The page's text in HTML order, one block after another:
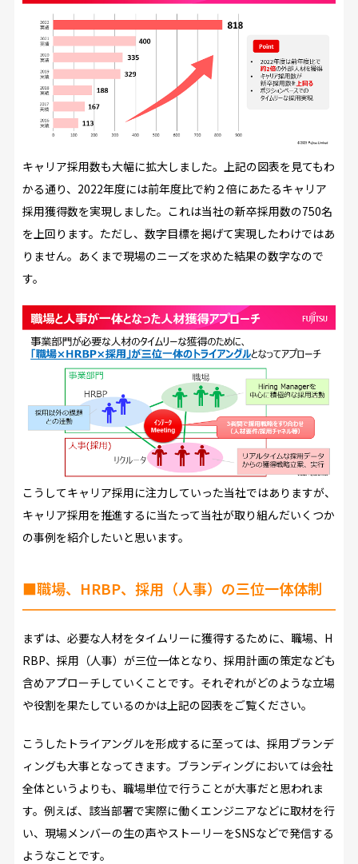
キャリア採用数も大幅に拡大しました。上記の図表を見てもわ
かる通り、2022年度には前年度比で約２倍にあたるキャリア
採用獲得数を実現しました。これは当社の新卒採用数の750名
を上回ります。ただし、数字目標を掲げて実現したわけではあ
りません。あくまで現場のニーズを求めた結果の数字なので
す。
こうしてキャリア採用に注力していった当社ではありますが、
キャリア採用を推進するに当たって当社が取り組んだいくつか
の事例を紹介したいと思います。
■職場、HRBP、採用（人事）の三位一体体制
まずは、必要な人材をタイムリーに獲得するために、職場、H
RBP、採用（人事）が三位一体となり、採用計画の策定なども
含めアプローチしていくことです。それぞれがどのような立場
や役割を果たしているのかは上記の図表をご覧ください。
こうしたトライアングルを形成するに至っては、採用ブランデ
ィングも大事となってきます。ブランディングにおいては会社
全体というよりも、職場単位で行うことが大事だと思われま
す。例えば、該当部署で実際に働くエンジニアなどに取材を行
い、現場メンバーの生の声やストーリーをSNSなどで発信する
ようなことです。